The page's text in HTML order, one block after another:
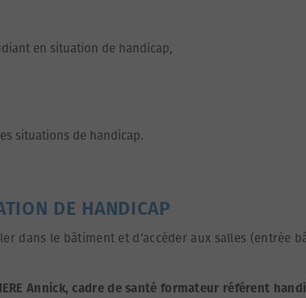
en situation de handicap,
situations de handicap.
DE HANDICAP
dans le bâtiment et d’accéder aux salles (entrée
Annick, cadre de santé formateur référent